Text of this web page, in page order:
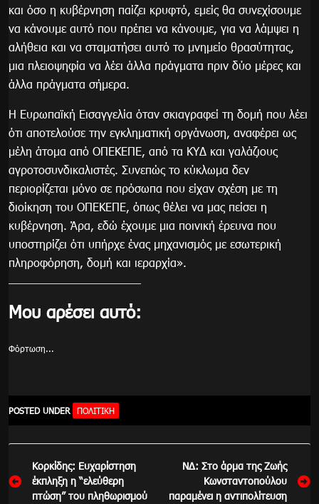
και όσο η κυβέρνηση παίζει κρυφτό, εμείς θα συνεχίσουμε
να κάνουμε αυτό που πρέπει να κάνουμε, για να λάμψει η
αλήθεια και να σταματήσει αυτό το μνημείο θρασύτητας,
μια πλειοψηφία να λέει άλλα πράγματα πριν δύο μέρες και
άλλα πράγματα σήμερα.
Η Ευρωπαϊκή Εισαγγελία όταν σκιαγραφεί τη δομή που λέει
ότι αποτελούσε την εγκληματική οργάνωση, αναφέρει ως
μέλη άτομα από ΟΠΕΚΕΠΕ, από τα ΚΥΔ και γαλάζιους
αγροτοσυνδικαλιστές. Συνεπώς το κύκλωμα δεν
περιορίζεται μόνο σε πρόσωπα που είχαν σχέση με τη
διοίκηση του ΟΠΕΚΕΠΕ, όπως θέλει να μας πείσει η
κυβέρνηση. Άρα, εδώ έχουμε μια ποινική έρευνα που
υποστηρίζει ότι υπήρχε ένας μηχανισμός με εσωτερική
πληροφόρηση, δομή και ιεραρχία».
Μου αρέσει αυτό:
Φόρτωση...
POSTED UNDER ΠΟΛΙΤΙΚΉ
Πλοήγηση
άρθρων
Κορκίδης: Ευχαρίστηση
έκπληξη η “ελεύθερη
πτώση” του πληθωρισμού
ΝΔ: Στο άρμα της Ζωής
Κωνσταντοπούλου
παραμένει η αντιπολίτευση